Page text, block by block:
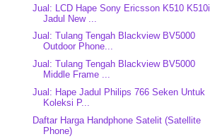
Jual: LCD Hape Sony Ericsson K510 K510i
Jadul New ...
Jual: Tulang Tengah Blackview BV5000
Outdoor Phone...
Jual: Tulang Tengah Blackview BV5000
Middle Frame ...
Jual: Hape Jadul Philips 766 Seken Untuk
Koleksi P...
Daftar Harga Handphone Satelit (Satellite
Phone)